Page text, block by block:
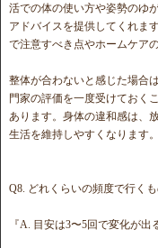
活での体の使い方や姿勢のゆ
アドバイスを提供してくれま
で注意すべき点やホームケア
整体が合わないと感じた場合
門家の評価を一度受けておく
あります。身体の違和感は、
生活を維持しやすくなります。
Q8. どれくらいの頻度で行くも
『A. 目安は3〜5回で変化が出